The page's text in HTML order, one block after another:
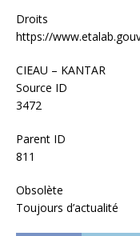
Droits
https://
CIEAU – KANTAR
Source ID
3472
Parent ID
811
Obsolète
Toujours d’actualité